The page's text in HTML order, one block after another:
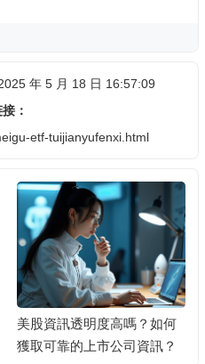
年 5 月 18 日 16:57:09
：
etf-tuijianyufenxi.html
退休人士如何穩健投資美股
以獲取固定收益？